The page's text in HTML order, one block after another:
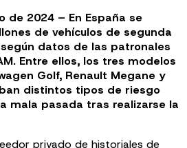
de 2024 – En España se
de vehículos de segunda
datos de las patronales
Entre ellos, los tres modelos
Golf, Renault Megane y
distintos tipos de riesgo
mala pasada tras realizarse la
privado de historiales de